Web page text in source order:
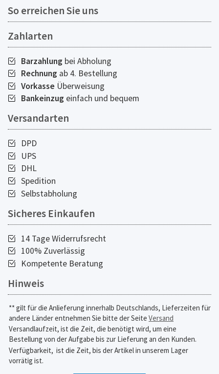
So erreichen Sie uns
Zahlarten
Barzahlung bei Abholung
Rechnung ab 4. Bestellung
Vorkasse Überweisung
Bankeinzug einfach und bequem
Versandarten
DPD
UPS
DHL
Spedition
Selbstabholung
Sicheres Einkaufen
14 Tage Widerrufsrecht
100% Zuverlässig
Kompetente Beratung
Hinweis
** gilt für die Anlieferung innerhalb Deutschlands, Lieferzeiten für
andere Länder entnehmen Sie bitte der Seite Versand
Versandlaufzeit, ist die Zeit, die benötigt wird, um eine
Bestellung von der Aufgabe bis zur Lieferung an den Kunden.
Verfügbarkeit, ist die Zeit, bis der Artikel in unserem Lager
vorrätig ist.